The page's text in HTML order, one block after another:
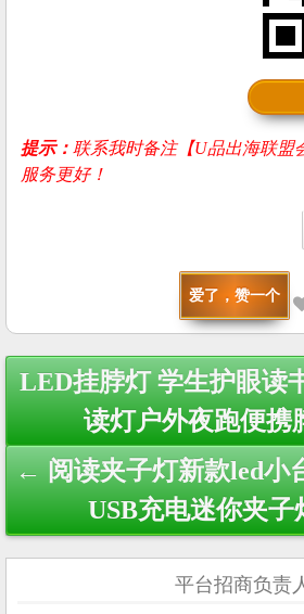
提示：联系我时备注【U品出海联盟
服务更好！
爱了，赞一个
Post
navigation
LED挂脖灯 学生护眼读
读灯户外夜跑便
← 阅读夹子灯新款led小
USB充电迷你夹子
平台招商负责